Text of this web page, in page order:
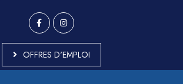
OFFRES D'EMPLOI